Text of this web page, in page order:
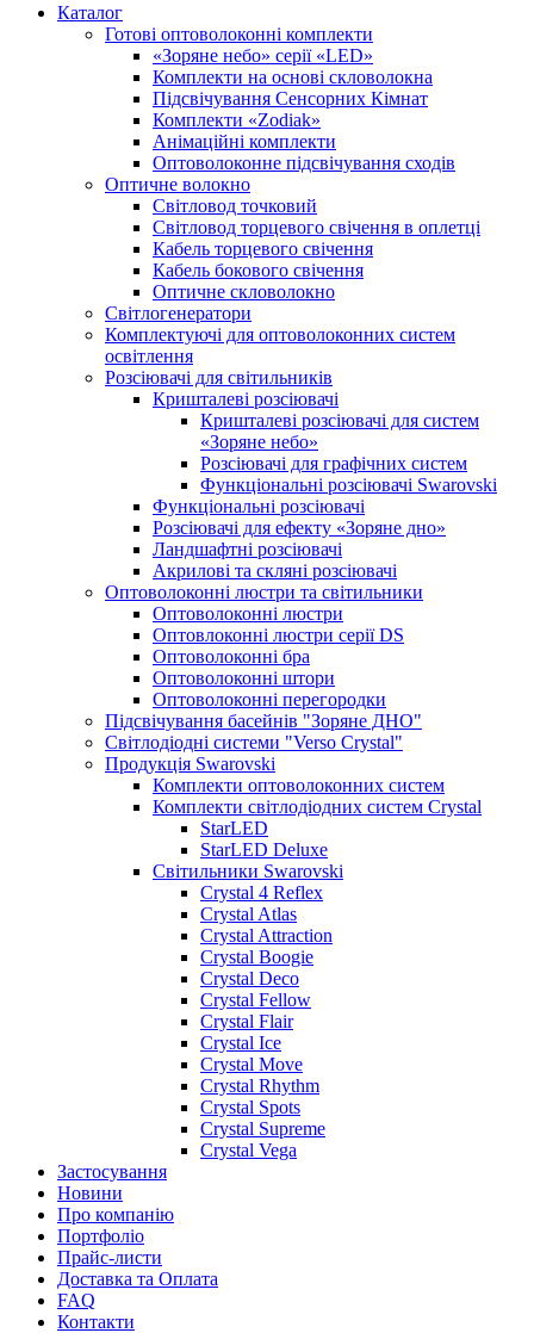
Каталог
Готові оптоволоконні комплекти
«Зоряне небо» серії «LED»
Комплекти на основі скловолокна
Підсвічування Сенсорних Кімнат
Комплекти «Zodiak»
Анімаційні комплекти
Оптоволоконне підсвічування сходів
Оптичне волокно
Світловод точковий
Світловод торцевого свічення в оплетці
Кабель торцевого свічення
Кабель бокового свічення
Оптичне скловолокно
Світлогенератори
Комплектуючі для оптоволоконних систем
освітлення
Розсіювачі для світильників
Кришталеві розсіювачі
Кришталеві розсіювачі для систем
«Зоряне небо»
Розсіювачі для графічних систем
Функціональні розсіювачі Swarovski
Функціональні розсіювачі
Розсіювачі для ефекту «Зоряне дно»
Ландшафтні розсіювачі
Акрилові та скляні розсіювачі
Оптоволоконні люстри та світильники
Оптоволоконні люстри
Оптовлоконні люстри серії DS
Оптоволоконні бра
Оптоволоконні штори
Оптоволоконні перегородки
Підсвічування басейнів "Зоряне ДНО"
Світлодіодні системи "Verso Crystal"
Продукція Swarovski
Комплекти оптоволоконних систем
Комплекти світлодіодних систем Crystal
StarLED
StarLED Deluxe
Світильники Swarovski
Crystal 4 Reflex
Crystal Atlas
Crystal Attraction
Crystal Boogie
Crystal Deco
Crystal Fellow
Crystal Flair
Crystal Ice
Crystal Move
Crystal Rhythm
Crystal Spots
Crystal Supreme
Crystal Vega
Застосування
Новини
Про компанію
Портфоліо
Прайс-листи
Доставка та Оплата
FAQ
Контакти